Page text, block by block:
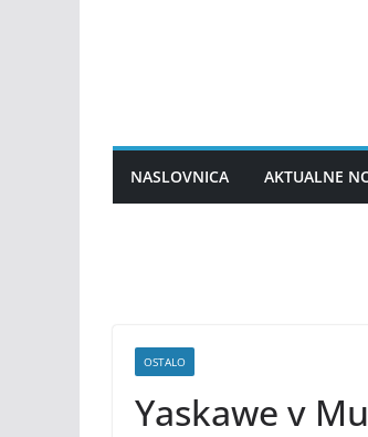
NASLOVNICA AKTUALNE
OSTALO
Yaskawe v